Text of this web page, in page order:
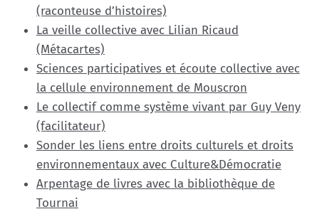
(raconteuse d’histoires)
La veille collective avec Lilian Ricaud
(Métacartes)
Sciences participatives et écoute collective avec
la cellule environnement de Mouscron
Le collectif comme système vivant par Guy Veny
(facilitateur)
Sonder les liens entre droits culturels et droits
environnementaux avec Culture&Démocratie
Arpentage de livres avec la bibliothèque de
Tournai